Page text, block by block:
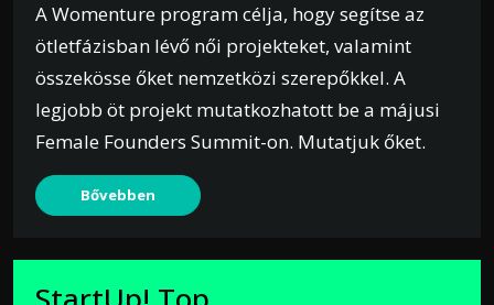
A Womenture program célja, hogy segítse az
ötletfázisban lévő női projekteket, valamint
összekösse őket nemzetközi szerepőkkel. A
legjobb öt projekt mutatkozhatott be a májusi
Female Founders Summit-on. Mutatjuk őket.
Bővebben